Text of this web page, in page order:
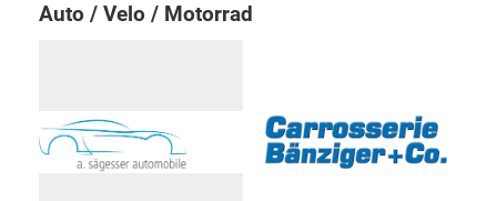
Auto / Velo / Motorrad